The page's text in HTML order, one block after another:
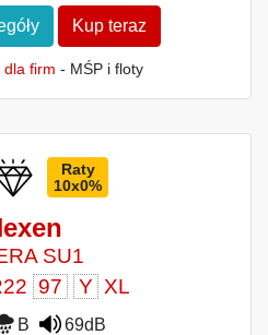
Kup teraz
dla firm - MŚP i floty
Raty
10x0%
SU1
97 Y XL
B
69dB